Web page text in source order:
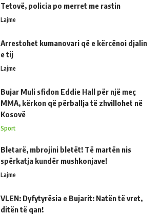
Tetovë, policia po merret me rastin
Lajme
Arrestohet kumanovari që e kërcënoi djalin
e tij
Lajme
Bujar Muli sfidon Eddie Hall për një meç
MMA, kërkon që përballja të zhvillohet në
Kosovë
Sport
Bletarë, mbrojini bletët! Të martën nis
spërkatja kundër mushkonjave!
Lajme
VLEN: Dyfytyrësia e Bujarit: Natën të vret,
ditën të qan!